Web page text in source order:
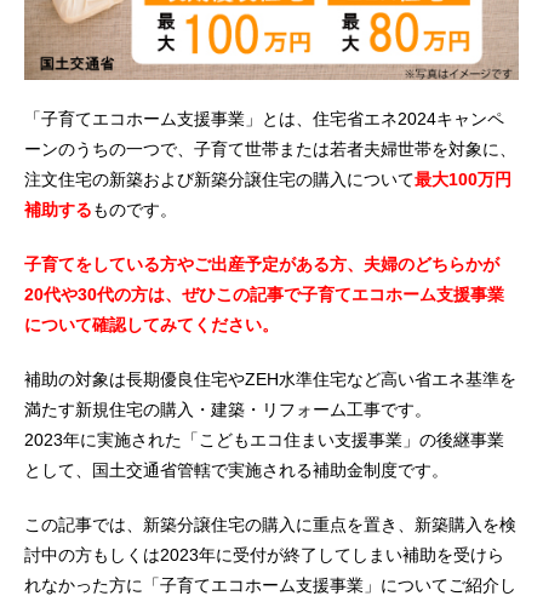
「子育てエコホーム支援事業」とは、住宅省エネ2024キャンペ
ーンのうちの一つで、子育て世帯または若者夫婦世帯を対象に、
注文住宅の新築および新築分譲住宅の購入について最大100万円
補助するものです。
子育てをしている方やご出産予定がある方、夫婦のどちらかが
20代や30代の方は、ぜひこの記事で子育てエコホーム支援事業
について確認してみてください。
補助の対象は長期優良住宅やZEH水準住宅など高い省エネ基準を
満たす新規住宅の購入・建築・リフォーム工事です。
2023年に実施された「こどもエコ住まい支援事業」の後継事業
として、国土交通省管轄で実施される補助金制度です。
この記事では、新築分譲住宅の購入に重点を置き、新築購入を検
討中の方もしくは2023年に受付が終了してしまい補助を受けら
れなかった方に「子育てエコホーム支援事業」についてご紹介し